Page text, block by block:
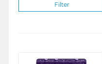
Filter